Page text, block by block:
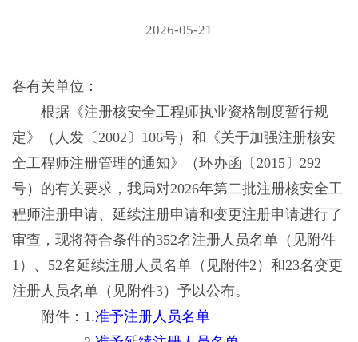
2026-05-21
各有关单位：
根据《注册核安全工程师执业资格制度暂行规
定》（人发〔2002〕106号）和《关于加强注册核安
全工程师注册管理的通知》（环办函〔2015〕292
号）的有关要求，我局对2026年第二批注册核安全工
程师注册申请、延续注册申请和变更注册申请进行了
审查，现将符合条件的352名注册人员名单（见附件
1）、52名延续注册人员名单（见附件2）和23名变更
注册人员名单（见附件3）予以公布。
附件：1.准予注册人员名单